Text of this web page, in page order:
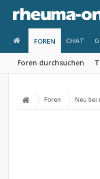
FOREN
Foren durchsuchen
CHAT
Foren Neu bei